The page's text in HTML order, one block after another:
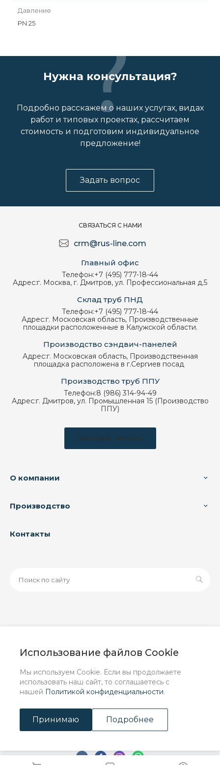
Использование файлов Cookie
Мы используем Cookie. Если вы продолжаете
использовать наш сайт, то соглашаетесь с
нашей Политикой конфиденциальности.
Принимаю Подробнее
Давление
PN 25
Нужна консультация?
Подробно расскажем о наших услугах, видах
работ и типовых проектах, рассчитаем
стоимость и подготовим индивидуальное
предложение!
Задать вопрос
СВЯЗАТЬСЯ С НАМИ
crm@rus-line.com
Главный офис
Телефон:+7 (495) 777-18-44
Адрес:г. Москва, г. Дмитров, ул. Профессиональная д.5
Склад труб ПНД
Телефон:+7 (495) 777-18-44
Адрес:г. Московская область, Производственные
площадки расположенные в Калужской области.
Производство сэндвич-панелей
Адрес:г. Московская область, Производственная
площадка расположена в г.Сергиев посад
Производство труб ППУ
Телефон:8 (986) 314-94-49
Адрес:г. Дмитров, ул. Промышленная 15 (Производство
ППУ)
Заказать звонок
О компании
Производство
Контакты
информационный характер и ни при каких условиях не
положениями Статьи 437 (2) ГК РФ.